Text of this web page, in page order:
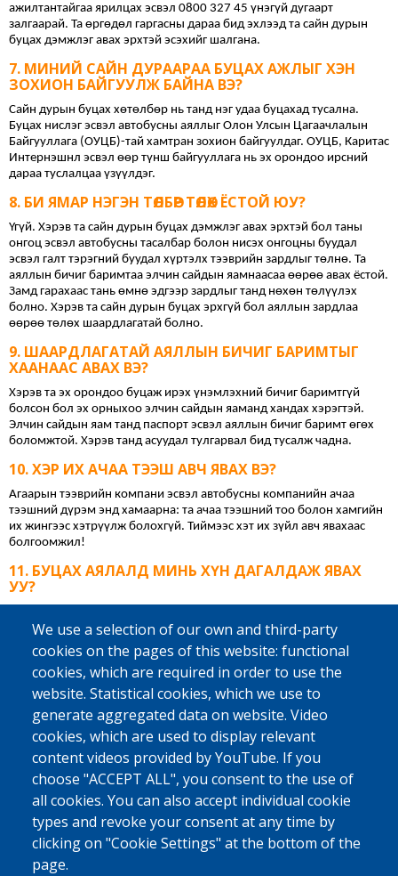
ажилтантайгаа ярилцах эсвэл 0800 327 45 үнэгүй дугаарт
залгаарай. Та өргөдөл гаргасны дараа бид эхлээд та сайн дурын
буцах дэмжлэг авах эрхтэй эсэхийг шалгана.
МИНИЙ САЙН ДУРААРАА БУЦАХ АЖЛЫГ ХЭН
ЗОХИОН БАЙГУУЛЖ БАЙНА ВЭ?
Сайн дурын буцах хөтөлбөр нь танд нэг удаа буцахад тусална.
Буцах нислэг эсвэл автобусны аяллыг Олон Улсын Цагаачлалын
Байгууллага (ОУЦБ)-тай хамтран зохион байгуулдаг. ОУЦБ, Каритас
Интернэшнл эсвэл өөр түнш байгууллага нь эх орондоо ирсний
дараа туслалцаа үзүүлдэг.
БИ ЯМАР НЭГЭН ТӨЛБӨР ТӨЛӨХ ЁСТОЙ ЮУ?
Үгүй. Хэрэв та сайн дурын буцах дэмжлэг авах эрхтэй бол таны
онгоц эсвэл автобусны тасалбар болон нисэх онгоцны буудал
эсвэл галт тэрэгний буудал хүртэлх тээврийн зардлыг төлнө. Та
аяллын бичиг баримтаа элчин сайдын яамнаасаа өөрөө авах ёстой.
Замд гарахаас тань өмнө эдгээр зардлыг танд нөхөн төлүүлэх
болно. Хэрэв та сайн дурын буцах эрхгүй бол аяллын зардлаа
өөрөө төлөх шаардлагатай болно.
ШААРДЛАГАТАЙ АЯЛЛЫН БИЧИГ БАРИМТЫГ
ХААНААС АВАХ ВЭ?
Хэрэв та эх орондоо буцаж ирэх үнэмлэхний бичиг баримтгүй
болсон бол эх орныхоо элчин сайдын яаманд хандах хэрэгтэй.
Элчин сайдын яам танд паспорт эсвэл аяллын бичиг баримт өгөх
боломжтой. Хэрэв танд асуудал тулгарвал бид тусалж чадна.
ХЭР ИХ АЧАА ТЭЭШ АВЧ ЯВАХ ВЭ?
Агаарын тээврийн компани эсвэл автобусны компанийн ачаа
тээшний дүрэм энд хамаарна: та ачаа тээшний тоо болон хамгийн
их жингээс хэтрүүлж болохгүй. Тиймээс хэт их зүйл авч явахаас
болгоомжил!
БУЦАХ АЯЛАЛД МИНЬ ХҮН ДАГАЛДАЖ ЯВАХ
УУ?
таны төлөх ёстой урамшууллыг өгөх болно. Үүний дараа тэр таныг
хилийн шалган нэвтрүүлэх цэг хүртэл дагалдан явна. Зөвлөх хүн
таныг тэр даруй олохын тулд танд нисэх онгоцны буудал руу
аваачих танигдахуйц цүнх өгөх болно. Хэрэв та хүсвэл, мөн
боломжтой бол ОУЦБ, Каритас Интернэшнл эсвэл өөр орон
нутгийн түнш байгууллагын ажилтан таныг эх орондоо ирэхэд
хүлээж байж болно.
МИНИЙ ЭХ ОРОН ДАХЬ АМЬДРАЛ АМАРГҮЙ. БИ
ЯМАР ДЭМЖЛЭГ ХҮЛЭЭЖ БОЛОХ ВЭ?
Бид танай улсад эргэн нийгэмшүүлэхэд тусалж чадах орон нутгийн
түншүүдтэй хамтран ажилладаг. Жишээлбэл, тэд танд өөрийн
бизнесийг эхлүүлэх, эмчилгээний зардлыг төлөх эсвэл ажил
олоход тусалж чадна. Хүн бүр энэ тусламжийг авдаггүй; нөхцөл
We use a selection of our own and third-party
cookies on the pages of this website: functional
cookies, which are required in order to use the
website. Statistical cookies, which we use to
generate aggregated data on website. Video
cookies, which are used to display relevant
content videos provided by YouTube. If you
choose "ACCEPT ALL", you consent to the use of
all cookies. You can also accept individual cookie
types and revoke your consent at any time by
clicking on "Cookie Settings" at the bottom of the
page.